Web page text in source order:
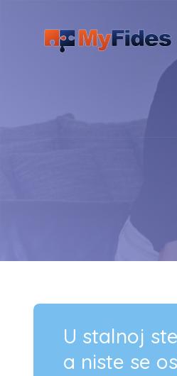
U stalnoj
a niste se